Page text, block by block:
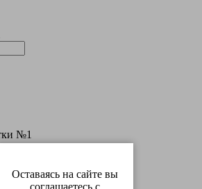
№1
Оставаясь на сайте вы
соглашаетесь с